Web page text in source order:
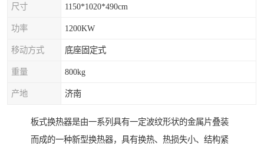
尺寸 1150*1020*490cm
功率 1200KW
移动方式 底座固定式
重量 800kg
产地 济南
板式换热器是由一系列具有一定波纹形状的金属片叠装
而成的一种新型换热器，具有换热、热损失小、结构紧